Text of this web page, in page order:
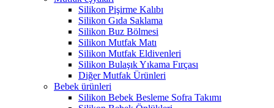
Silikon Pişirme Kalıbı
Silikon Gıda Saklama
Silikon Buz Bölmesi
Silikon Mutfak Matı
Silikon Mutfak Eldivenleri
Silikon Bulaşık Yıkama Fırçası
Diğer Mutfak Ürünleri
Bebek ürünleri
Silikon Bebek Besleme Sofra Takımı